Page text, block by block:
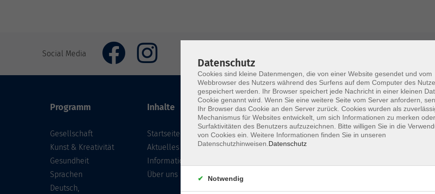
Social Media
Programm
Gesellschaft
Kunst & Kreativität
Gesundheit
Sprachen
Deutsch,
Inhalte
Startseite
Aktuelles
Informationen
Über uns
Volkshochschule im Lkr. Erding
Zweckverband Volkshochschule im Lkr.
Lethnerstr. 13
85435 ErdingGoogleMaps®
Datenschutz
Cookies sind kleine Datenmengen, die von einer Website gesendet und vom
Webbrowser des Nutzers während des Surfens auf dem Computer des
gespeichert werden. Ihr Browser speichert jede Nachricht in einer kleinen
Cookie genannt wird. Wenn Sie eine weitere Seite vom Server anfordern,
Ihr Browser das Cookie an den Server zurück. Cookies wurden als
Mechanismus für Websites entwickelt, um sich Informationen zu merken
Surfaktivitäten des Benutzers aufzuzeichnen. Bitte willigen Sie in die
von Cookies ein. Weitere Informationen finden Sie in unseren
Datenschutzhinweisen. Datenschutz
Notwendig